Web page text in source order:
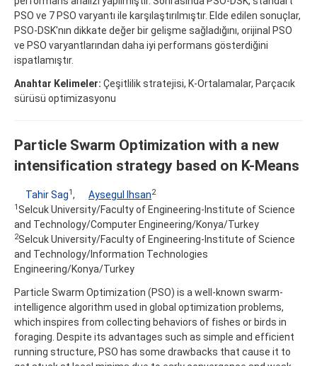
PSO ve 7 PSO varyantı ile karşılaştırılmıştır. Elde edilen sonuçlar,
PSO-DSK'nın dikkate değer bir gelişme sağladığını, orijinal PSO
ve PSO varyantlarından daha iyi performans gösterdiğini
ispatlamıştır.
Anahtar Kelimeler: Çeşitlilik stratejisi, K-Ortalamalar, Parçacık
sürüsü optimizasyonu
Particle Swarm Optimization with a new
intensification strategy based on K-Means
Tahir Sag1, Aysegul Ihsan2
1Selcuk University/Faculty of Engineering-Institute of Science
and Technology/Computer Engineering/Konya/Turkey
2Selcuk University/Faculty of Engineering-Institute of Science
and Technology/Information Technologies
Engineering/Konya/Turkey
Particle Swarm Optimization (PSO) is a well-known swarm-
intelligence algorithm used in global optimization problems,
which inspires from collecting behaviors of fishes or birds in
foraging. Despite its advantages such as simple and efficient
running structure, PSO has some drawbacks that cause it to